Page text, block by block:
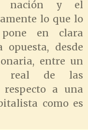
nación y el
lo que lo
en clara
opuesta, desde
entre un
real de las
respecto a una
como es